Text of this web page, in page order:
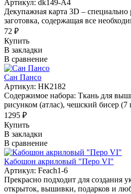
Артикул: dk149-A4
Декупажная карта 3D – специально
заготовка, содержащая все
72 ₽
Купить
В закладки
В сравнение
Сан Пансо
Артикул: НК2182
Содержимое набора: Ткань для
рисунком (атлас), чешский бисер
1295 ₽
Купить
В закладки
В сравнение
Кабошон акриловый "Перо VI"
Артикул: Feach1-6
Прекрасно подходит для создания
открыток, вышивки, подарков и